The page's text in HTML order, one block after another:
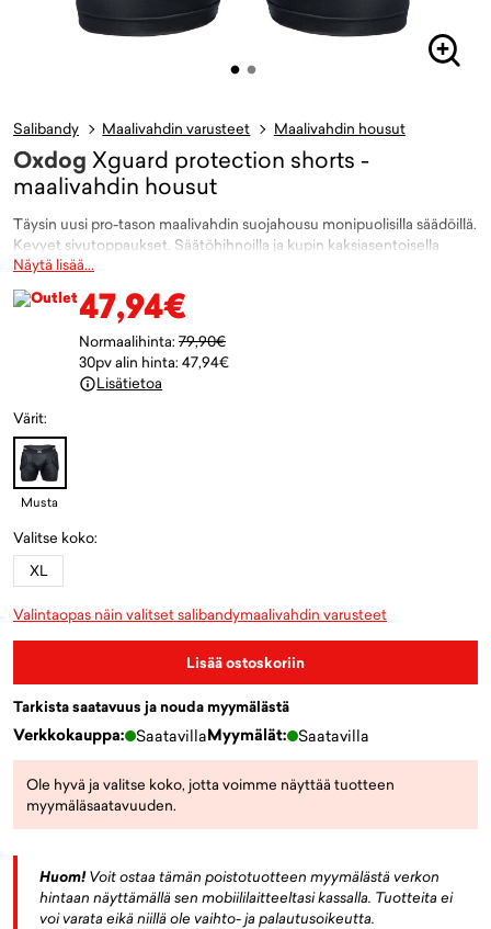
Salibandy Maalivahdin varusteet Maalivahdin housut
Oxdog Xguard protection shorts -
maalivahdin housut
Täysin uusi pro-tason maalivahdin suojahousu monipuolisilla säädöillä.
Kevyet sivutoppaukset. Säätöhihnoilla ja kupin kaksiasentoisella
taskulla saavutetaan optimoitu istuvuus. Punttien sisäpuolella
silikonikuviointi joka auttaa pysymään paikallaan kovassa käytössä.
Koot 150/160-XXL, väri musta/valkoinen.
Tuote ei sisällä alasuojakuppia.
Tuotteeseen liittyvät listaukset:
Salibandy - Maalivahdin varusteet
Salibandy
Väri:Musta
Näytä lisää...
47,94€
Normaalihinta: 79,90€
30pv alin hinta: 47,94€
Lisätietoa
Värit:
Musta
Valitse koko:
XL
Valintaopas näin valitset salibandymaalivahdin varusteet
Lisää ostoskoriin
Tarkista saatavuus ja nouda myymälästä
Verkkokauppa: SaatavillaMyymälät: Saatavilla
Ole hyvä ja valitse koko, jotta voimme näyttää tuotteen
myymäläsaatavuuden.
Huom!Voit ostaa tämän poistotuotteen myymälästä verkon
hintaan näyttämällä sen mobiililaitteeltasi kassalla. Tuotteita ei
voi varata eikä niillä ole vaihto- ja palautusoikeutta.